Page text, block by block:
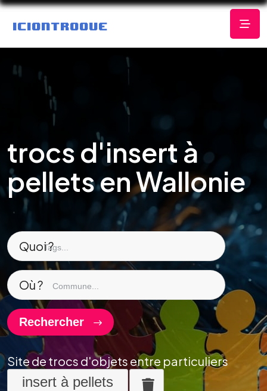
trocs d'insert à
pellets en Wallonie
Quoi ?
Où ?
Rechercher
Site de trocs d'objets entre particuliers
insert à pellets